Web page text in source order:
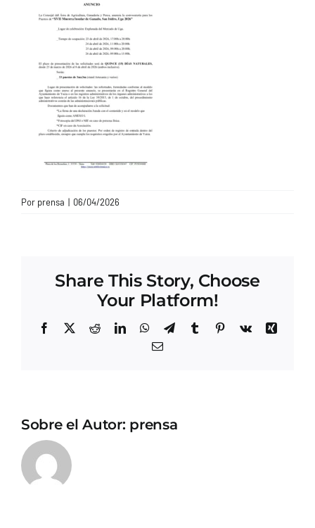
Por prensa | 06/04/2026
Share This Story, Choose
Your Platform!
Facebook
X RedditLinkedInWhatsApp
TelegramTumblrPinterest
Vk
Xing
Correo
Sobre el Autor: prensa